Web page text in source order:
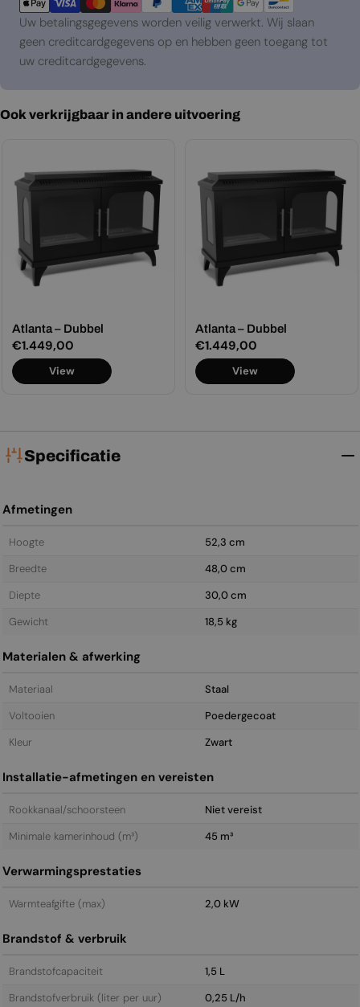
Uw betalingsgegevens worden veilig verwerkt. Wij slaan
geen creditcardgegevens op en hebben geen toegang tot
uw creditcardgegevens.
Ook verkrijgbaar in andere uitvoering
Atlanta – Dubbel
Normale
prijs
€1.449,00
View
Atlanta – Dubbel
Normale
prijs
€1.449,00
View
Specificatie
Afmetingen
Hoogte
52,3 cm
Breedte
48,0 cm
Diepte
30,0 cm
Gewicht
18,5 kg
Materialen & afwerking
Materiaal
Staal
Voltooien
Poedergecoat
Kleur
Zwart
Installatie-afmetingen en vereisten
Rookkanaal/schoorsteen
Niet vereist
Minimale kamerinhoud (m³)
45 m³
Verwarmingsprestaties
Warmteafgifte (max) 2,0 kW
Brandstof & verbruik
Brandstofcapaciteit
1,5 L
Brandstofverbruik (liter per uur)
0,25 L/h